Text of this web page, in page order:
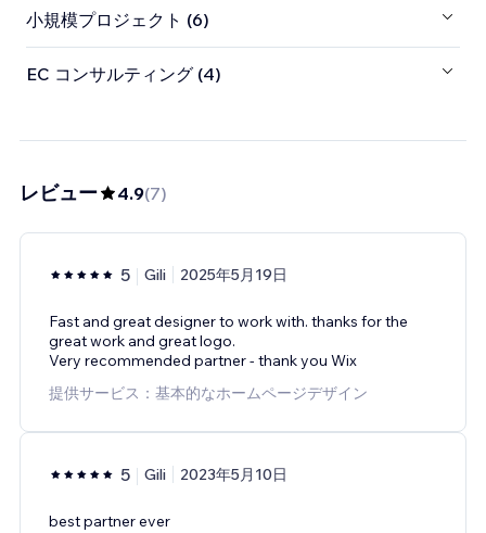
小規模プロジェクト (6)
EC コンサルティング (4)
レビュー 4.9(7)
5 Gili 2025年5月19日
Fast and great designer to work with. thanks for the
great work and great logo.
Very recommended partner - thank you Wix
提供サービス：基本的なホームページデザイン
5 Gili 2023年5月10日
best partner ever